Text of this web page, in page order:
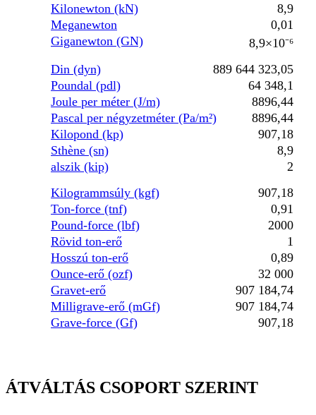
Kilonewton (kN)
8,9
Meganewton
0,01
Giganewton (GN)
8,9×10⁻⁶
Din (dyn)
889 644 323,05
Poundal (pdl)
64 348,1
Joule per méter (J/m)
8896,44
Pascal per négyzetméter (Pa/m²)
8896,44
Kilopond (kp)
907,18
Sthène (sn)
8,9
alszik (kip)
2
Kilogrammsúly (kgf)
907,18
Ton-force (tnf)
0,91
Pound-force (lbf)
2000
Rövid ton-erő
1
Hosszú ton-erő
0,89
Ounce-erő (ozf)
32 000
Gravet-erő
907 184,74
Milligrave-erő (mGf)
907 184,74
Grave-force (Gf)
907,18
ÁTVÁLTÁS CSOPORT SZERINT